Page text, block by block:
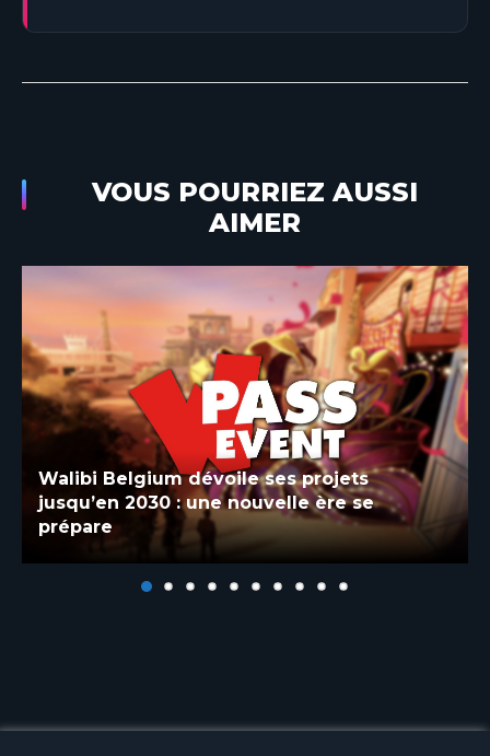
VOUS POURRIEZ AUSSI
AIMER
Les derniers vols de Vampire à Walibi
Belgium sont programmés pour 2027